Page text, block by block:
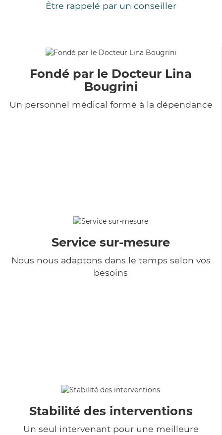
Être rappelé par un conseiller
Fondé par le Docteur Lina
Bougrini
Un personnel médical formé à la dépendance
Service sur-mesure
Nous nous adaptons dans le temps selon vos
besoins
Stabilité des interventions
Un seul intervenant pour une meilleure